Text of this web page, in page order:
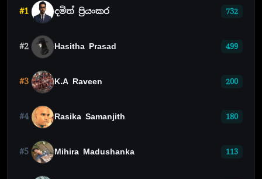
#1 දමිත් ප්‍රියංකර 732
#2 Hasitha Prasad 499
#3 K.A Raveen 200
#4 Rasika Samanjith 180
#5 Mihira Madushanka 113